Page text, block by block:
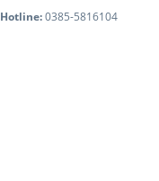
Hotline:0385-5816104